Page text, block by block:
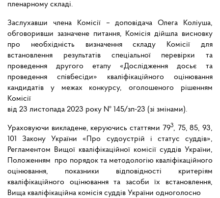
пленарному складі.
Заслухавши члена Комісії – доповідача Олега Коліуша,
обговоривши зазначене питання, Комісія дійшла висновку
про необхідність визначення складу Комісії для
встановлення результатів спеціальної перевірки та
проведення другого етапу «Дослідження досьє та
проведення співбесіди» кваліфікаційного оцінювання
кандидатів у межах конкурсу, оголошеного рішенням
Комісії
від 23 листопада 2023 року № 145/зп-23 (зі змінами).
Ураховуючи викладене, керуючись статтями 793, 75, 85, 93,
101 Закону України «Про судоустрій і статус суддів»,
Регламентом Вищої кваліфікаційної комісії суддів України,
Положенням про порядок та методологію кваліфікаційного
оцінювання, показники відповідності критеріям
кваліфікаційного оцінювання та засоби їх встановлення,
Вища кваліфікаційна комісія суддів України одноголосно